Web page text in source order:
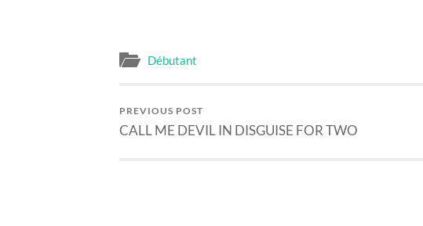
Débutant
PREVIOUS POST
CALL ME DEVIL IN DISGUISE FOR TWO